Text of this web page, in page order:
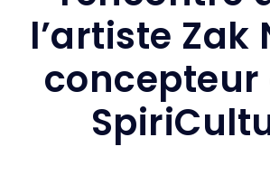
l’artiste Zak
concepteur